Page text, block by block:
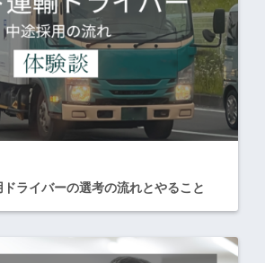
ライバーの選考の流れとやること